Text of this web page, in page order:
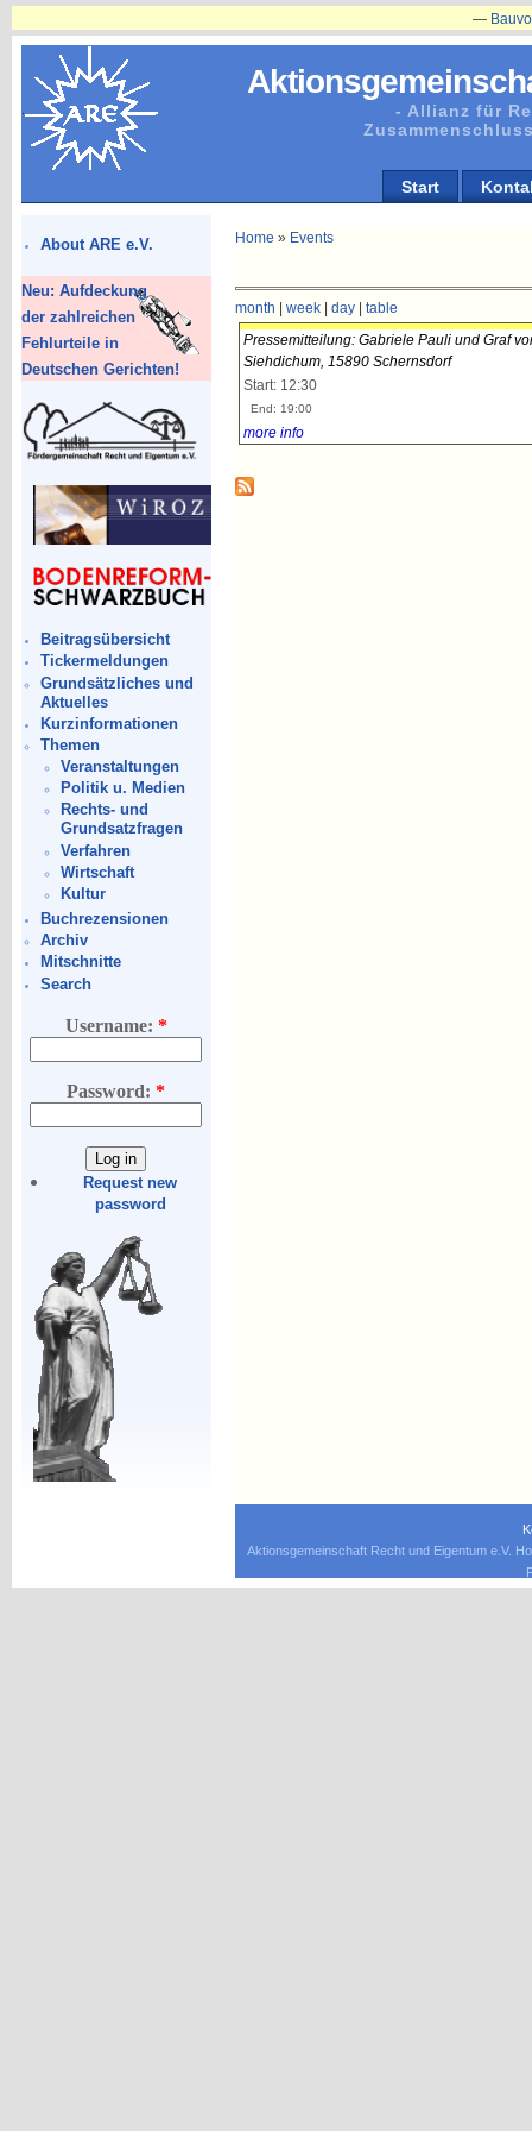
- Allianz für
Start
About ARE e.V.
Neu: Aufdeckung
der zahlreichen
Fehlurteile in
Deutschen Gerichten!
Beitragsübersicht
Tickermeldungen
Grundsätzliches und
Aktuelles
Kurzinformationen
Themen
Veranstaltungen
Politik u. Medien
Rechts- und
Grundsatzfragen
Verfahren
Wirtschaft
Kultur
Buchrezensionen
Archiv
Mitschnitte
Search
Username: *
Password:*
Request new
password
Home » Events
month week| day| table
Pressemitteilung: Gabriele Pauli und Graf
Siehdichum, 15890 Schernsdorf
Start: 12:30
End: 19:00
more info
Aktionsgemeinschaft Recht und Eigentum e.V.